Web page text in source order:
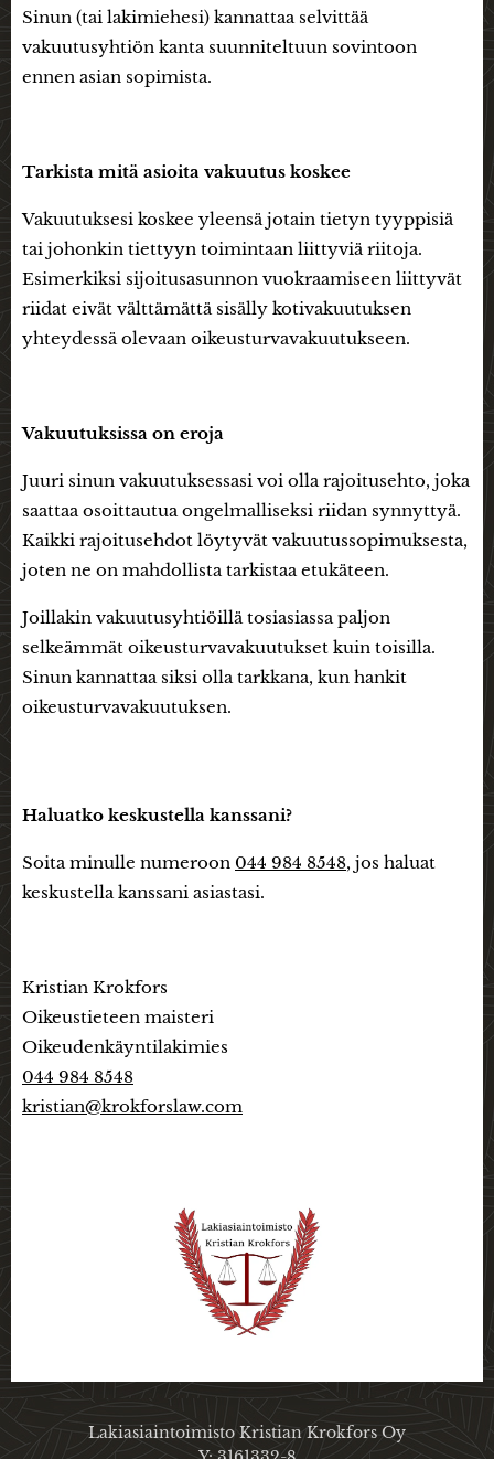
Sinun (tai lakimiehesi) kannattaa selvittää
vakuutusyhtiön kanta suunniteltuun sovintoon
ennen asian sopimista.
Tarkista mitä asioita vakuutus koskee
Vakuutuksesi koskee yleensä jotain tietyn tyyppisiä
tai johonkin tiettyyn toimintaan liittyviä riitoja.
Esimerkiksi sijoitusasunnon vuokraamiseen liittyvät
riidat eivät välttämättä sisälly kotivakuutuksen
yhteydessä olevaan oikeusturvavakuutukseen.
Vakuutuksissa on eroja
Juuri sinun vakuutuksessasi voi olla rajoitusehto, joka
saattaa osoittautua ongelmalliseksi riidan synnyttyä.
Kaikki rajoitusehdot löytyvät vakuutussopimuksesta,
joten ne on mahdollista tarkistaa etukäteen.
Joillakin vakuutusyhtiöillä tosiasiassa paljon
selkeämmät oikeusturvavakuutukset kuin toisilla.
Sinun kannattaa siksi olla tarkkana, kun hankit
oikeusturvavakuutuksen.
Haluatko keskustella kanssani?
Soita minulle numeroon 044 984 8548, jos haluat
keskustella kanssani asiastasi.
Kristian Krokfors
Oikeustieteen maisteri
Oikeudenkäyntilakimies
044 984 8548
kristian@krokforslaw.com
Lakiasiaintoimisto Kristian Krokfors Oy